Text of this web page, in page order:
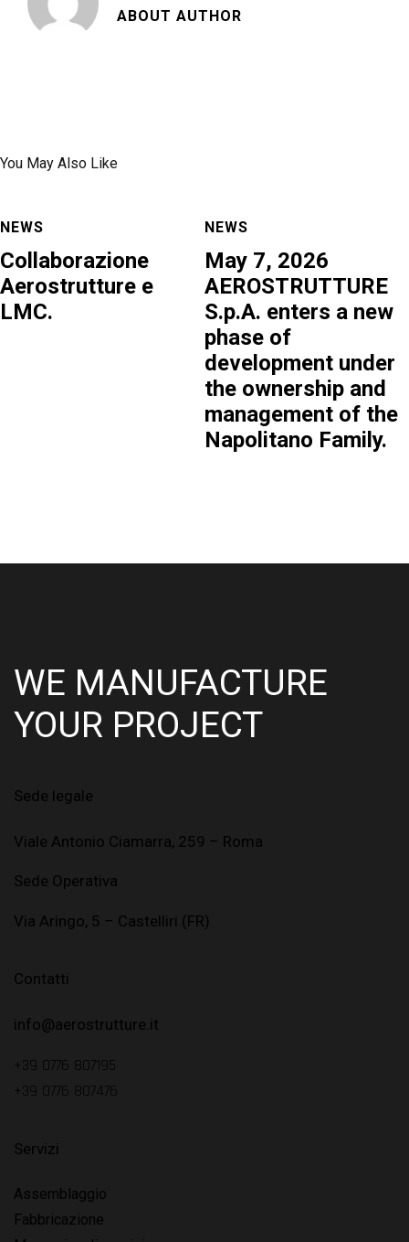
ABOUT AUTHOR
You May Also Like
NEWS
Collaborazione
Aerostrutture e
LMC.
NEWS
May 7, 2026
AEROSTRUTTURE
S.p.A. enters a new
phase of
development under
the ownership and
management of the
Napolitano Family.
WE MANUFACTURE
YOUR PROJECT
Sede legale
Viale Antonio Ciamarra, 259 – Roma
Sede Operativa
Via Aringo, 5 – Castelliri (FR)
Contatti
info@aerostrutture.it
+39 0776 807195
+39 0776 807476
Servizi
Assemblaggio
Fabbricazione